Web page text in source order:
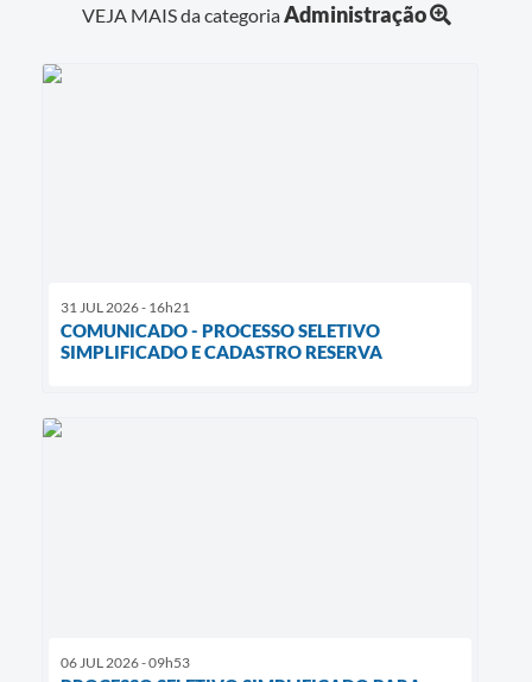
VEJA MAIS da categoriaAdministração
31 JUL 2026 - 16h21
COMUNICADO - PROCESSO SELETIVO
SIMPLIFICADO E CADASTRO RESERVA
06 JUL 2026 - 09h53